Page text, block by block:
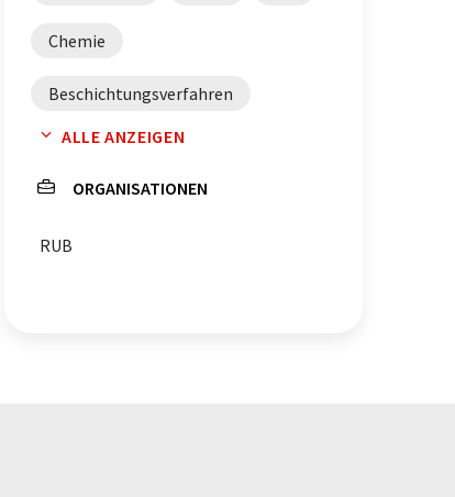
Chemie
Beschichtungsverfahren
Anorganische Chemie
ALLE ANZEIGEN
ORGANISATIONEN
RUB